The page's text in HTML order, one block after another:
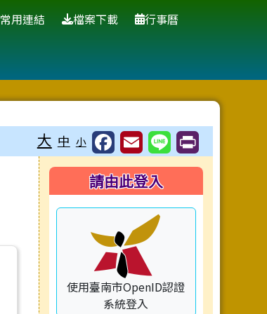
常用連結 檔案下載 行事曆
大 中 小
右邊區域內容
請由此登入
使用臺南市OpenID認證
系統登入